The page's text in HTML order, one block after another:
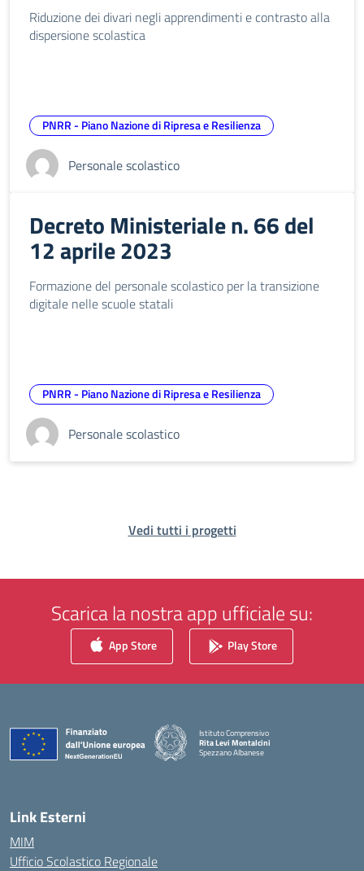
Riduzione dei divari negli apprendimenti e contrasto alla
dispersione scolastica
PNRR - Piano Nazione di Ripresa e Resilienza
Personale scolastico
Decreto Ministeriale n. 66 del
12 aprile 2023
Formazione del personale scolastico per la transizione
digitale nelle scuole statali
PNRR - Piano Nazione di Ripresa e Resilienza
Personale scolastico
Vedi tutti i progetti
Scarica la nostra app ufficiale su:
App Store Play Store
Istituto Comprensivo
Rita Levi Montalcini
Spezzano Albanese
— Visita la pagina iniziale della scuola
Link Esterni
MIM
Ufficio Scolastico Regionale